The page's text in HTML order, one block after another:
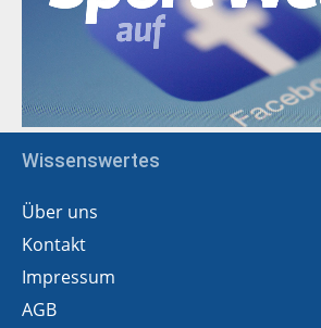
Wissenswertes
Über uns
Kontakt
Impressum
AGB